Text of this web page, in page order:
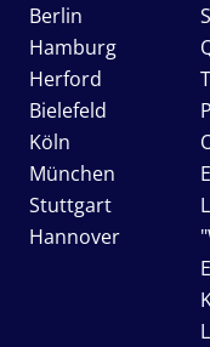
Berlin
Hamburg
Herford
Bielefeld
Köln
München
Stuttgart
Hannover